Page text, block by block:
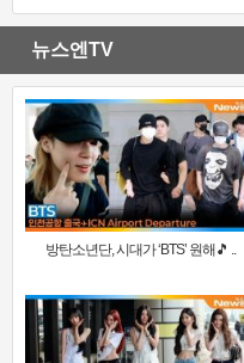
뉴스엔TV
방탄소년단, 시대가 ‘BTS’ 원해🎵 ..